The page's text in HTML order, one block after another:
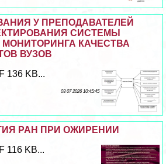
У ПРЕПОДАВАТЕЛЕЙ
СИСТЕМЫ
КАЧЕСТВА
ВУЗОВ
136 KB...
03 07 2026 10:45:45
РАН ПРИ ОЖИРЕНИИ
116 KB...